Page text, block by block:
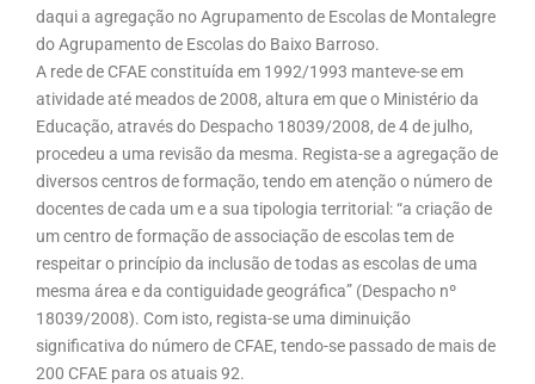
daqui a agregação no Agrupamento de Escolas de Montalegre
do Agrupamento de Escolas do Baixo Barroso.
A rede de CFAE constituída em 1992/1993 manteve-se em
atividade até meados de 2008, altura em que o Ministério da
Educação, através do Despacho 18039/2008, de 4 de julho,
procedeu a uma revisão da mesma. Regista-se a agregação de
diversos centros de formação, tendo em atenção o número de
docentes de cada um e a sua tipologia territorial: “a criação de
um centro de formação de associação de escolas tem de
respeitar o princípio da inclusão de todas as escolas de uma
mesma área e da contiguidade geográfica” (Despacho nº
18039/2008). Com isto, regista-se uma diminuição
significativa do número de CFAE, tendo-se passado de mais de
200 CFAE para os atuais 92.